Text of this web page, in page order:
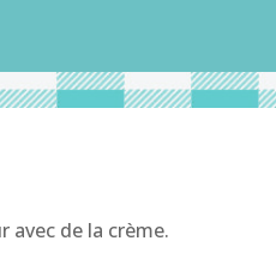
avec de la crème.